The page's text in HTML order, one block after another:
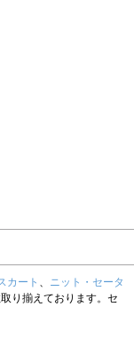
カート 、 ニット・セータ
り揃えております。セ